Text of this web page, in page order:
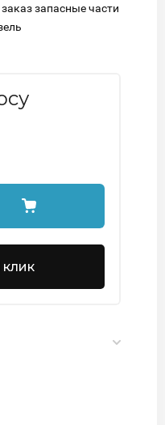
запасные части
клик